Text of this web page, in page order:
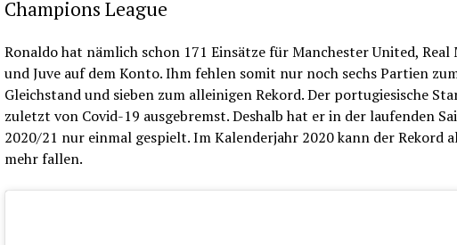
Champions League
Ronaldo hat nämlich schon 171 Einsätze für Manchester United, Real
und Juve auf dem Konto. Ihm fehlen somit nur noch sechs Partien
Gleichstand und sieben zum alleinigen Rekord. Der portugiesische
zuletzt von Covid-19 ausgebremst. Deshalb hat er in der laufenden
2020/21 nur einmal gespielt. Im Kalenderjahr 2020 kann der Rekord
mehr fallen.